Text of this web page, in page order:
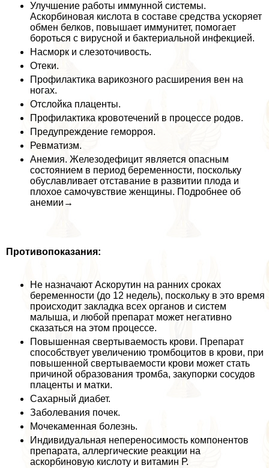
Улучшение работы иммунной системы.
Аскорбиновая кислота в составе средства ускоряет
обмен белков, повышает иммунитет, помогает
бороться с вирусной и бактериальной инфекцией.
Насморк и слезоточивость.
Отеки.
Профилактика варикозного расширения вен на
ногах.
Отслойка плаценты.
Профилактика кровотечений в процессе родов.
Предупреждение геморроя.
Ревматизм.
Анемия. Железодефицит является опасным
состоянием в период беременности, поскольку
обуславливает отставание в развитии плода и
плохое самочувствие женщины. Подробнее об
анемии→
Противопоказания:
Не назначают Аскорутин на ранних сроках
беременности (до 12 недель), поскольку в это время
происходит закладка всех органов и систем
малыша, и любой препарат может негативно
сказаться на этом процессе.
Повышенная свертываемость крови. Препарат
способствует увеличению тромбоцитов в крови, при
повышенной свертываемости крови может стать
причиной образования тромба, закупорки сосудов
плаценты и матки.
Сахарный диабет.
Заболевания почек.
Мочекаменная болезнь.
Индивидуальная непереносимость компонентов
препарата, аллергические реакции на
аскорбиновую кислоту и витамин Р.